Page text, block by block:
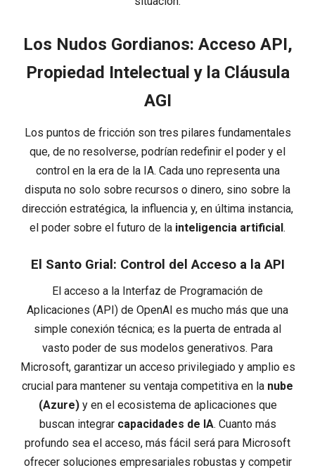
Los Nudos Gordianos: Acceso API,
Propiedad Intelectual y la Cláusula
AGI
Los puntos de fricción son tres pilares fundamentales
que, de no resolverse, podrían redefinir el poder y el
control en la era de la IA. Cada uno representa una
disputa no solo sobre recursos o dinero, sino sobre la
dirección estratégica, la influencia y, en última instancia,
el poder sobre el futuro de la inteligencia artificial .
El Santo Grial: Control del Acceso a la API
El acceso a la Interfaz de Programación de
Aplicaciones (API) de OpenAI es mucho más que una
simple conexión técnica; es la puerta de entrada al
vasto poder de sus modelos generativos. Para
Microsoft, garantizar un acceso privilegiado y amplio es
crucial para mantener su ventaja competitiva en la nube
(Azure)y en el ecosistema de aplicaciones que
buscan integrar capacidades de IA. Cuanto más
profundo sea el acceso, más fácil será para Microsoft
ofrecer soluciones empresariales robustas y competir